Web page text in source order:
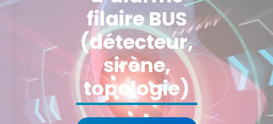
filaire BUS
(détecteur,
sirène,
topologie)